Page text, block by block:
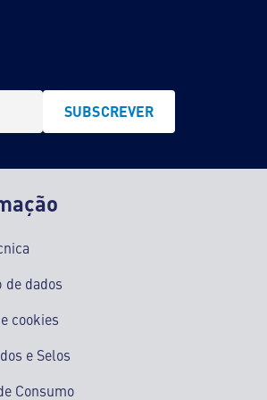
SUBSCREVER
de dados
cookies
e Selos
Consumo